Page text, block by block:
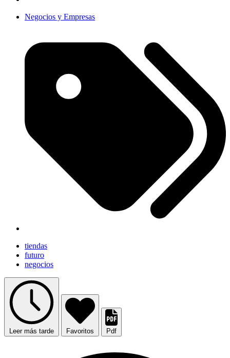
Negocios y Empresas
tiendas
futuro
negocios
Leer más tarde Favoritos Pdf